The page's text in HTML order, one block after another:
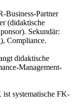
Business-Partner
(didaktische
Sekundär:
Compliance.
didaktische
Management-
systematische FK-